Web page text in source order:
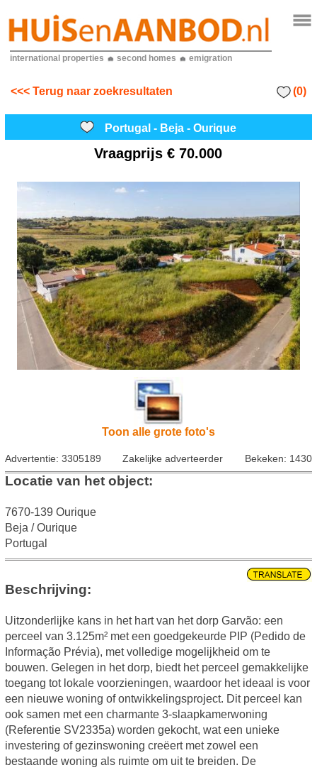
international properties second homes emigration
<<< Terug naar zoekresultaten (0)
Portugal - Beja - Ourique
Vraagprijs€ 70.000
Toon alle grote foto's
Advertentie: 3305189 Zakelijke adverteerder Bekeken: 1430
Locatie van het object:
7670-139 Ourique
Beja / Ourique
Portugal
Beschrijving:
Uitzonderlijke kans in het hart van het dorp Garvão: een
perceel van 3.125m² met een goedgekeurde PIP (Pedido de
Informação Prévia), met volledige mogelijkheid om te
bouwen. Gelegen in het dorp, biedt het perceel gemakkelijke
toegang tot lokale voorzieningen, waardoor het ideaal is voor
een nieuwe woning of ontwikkelingsproject. Dit perceel kan
ook samen met een charmante 3-slaapkamerwoning
(Referentie SV2335a) worden gekocht, wat een unieke
investering of gezinswoning creëert met zowel een
bestaande woning als ruimte om uit te breiden. De